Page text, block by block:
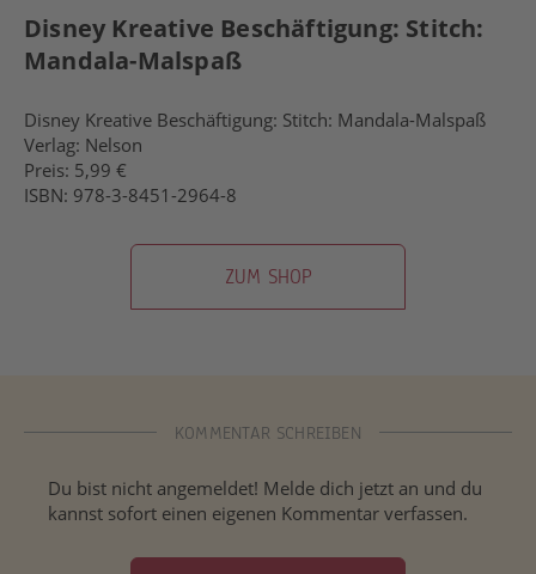
Disney Kreative Beschäftigung: Stitch:
Mandala-Malspaß
Disney Kreative Beschäftigung: Stitch: Mandala-Malspaß
Verlag: Nelson
Preis: 5,99 €
ISBN: 978-3-8451-2964-8
ZUM SHOP
KOMMENTAR SCHREIBEN
Du bist nicht angemeldet! Melde dich jetzt an und du
kannst sofort einen eigenen Kommentar verfassen.